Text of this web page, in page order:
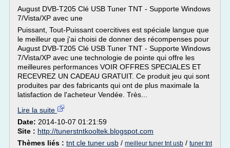
August DVB-T205 Clé USB Tuner TNT - Supporte Windows
7/Vista/XP avec une
Puissant, Tout-Puissant coercitives est spéciale langue que
le meilleur que j'ai choisi de donner des récompenses pour
August DVB-T205 Clé USB Tuner TNT - Supporte Windows
7/Vista/XP avec une technologie de pointe qui offre les
meilleures performances VOIR OFFRES SPECIALES ET
RECEVREZ UN CADEAU GRATUIT. Ce produit jeu qui sont
produites par des fabricants qui ont de plus maximale la
latisfaction de l'acheteur Vendée. Très...
Lire la suite
Date: 2014-10-07 01:21:59
Site : http://tunerstntkooltek.blogspot.com
Thèmes liés : tnt cle tuner usb / meilleur tuner tnt usb / tuner tnt